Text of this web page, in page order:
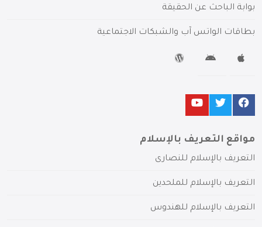
بوابة الباحث عن الحقيقة
بطاقات الواتس آب والشبكات الاجتماعية
مواقع التعريف بالإسلام
التعريف بالإسلام للنصارى
التعريف بالإسلام للملحدين
التعريف بالإسلام للهندوس